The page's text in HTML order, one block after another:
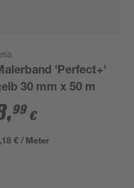
'Perfect+'
30 mm x 50 m
,99 €
€ / Meter